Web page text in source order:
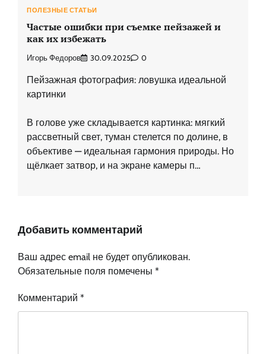
ПОЛЕЗНЫЕ СТАТЬИ
Частые ошибки при съемке пейзажей и
как их избежать
Игорь Федоров 30.09.2025 0
Пейзажная фотография: ловушка идеальной
картинки
В голове уже складывается картинка: мягкий
рассветный свет, туман стелется по долине, в
объективе — идеальная гармония природы. Но
щёлкает затвор, и на экране камеры п…
Добавить комментарий
Ваш адрес email не будет опубликован.
Обязательные поля помечены *
Комментарий *